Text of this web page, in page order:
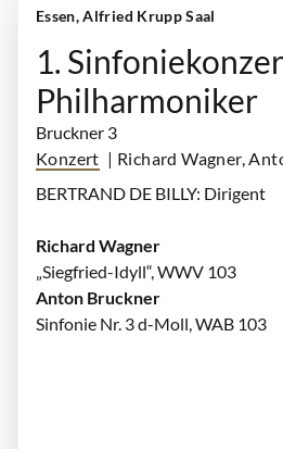
Essen, Alfried Krupp Saal
1.
Philharmoniker
Bruckner 3
Konzert | Richard Wagner,
BERTRAND DE BILLY: Dirigent
Richard Wagner
„Siegfried-Idyll“, WWV 103
Anton Bruckner
Sinfonie Nr. 3 d-Moll, WAB 103